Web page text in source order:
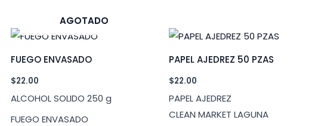
AGOTADO
FUEGO ENVASADO
$22.00
ALCOHOL SOLIDO 250 g
FUEGO ENVASADO
PAPEL AJEDREZ 50 PZAS
$22.00
PAPEL AJEDREZ
CLEAN MARKET LAGUNA